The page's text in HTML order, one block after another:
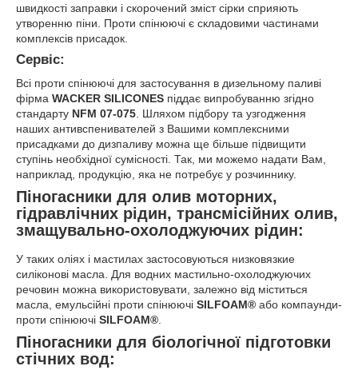
швидкості заправки і скорочений зміст сірки сприяють
утворенню піни. Проти спінюючі є складовими частинами
комплексів присадок.
Сервіс:
Всі проти спінюючі для застосування в дизельному паливі
фірма WACKER SILICONES піддає випробуванню згідно
стандарту NFM 07-075. Шляхом підбору та узгодження
наших антивспенивателей з Вашими комплексними
присадками до дизпаливу можна ще більше підвищити
ступінь необхідної сумісності. Так, ми можемо надати Вам,
наприклад, продукцію, яка не потребує у розчиннику.
Піногасники для олив моторних,
гідравлічних рідин, трансмісійних олив,
змащувально-охолоджуючих рідин:
У таких оліях і мастилах застосовуються низковязкие
силіконові масла. Для водних мастильно-охолоджуючих
речовин можна використовувати, залежно від міститься
масла, емульсійні проти спінюючі SILFOAM® або компаунди-
проти спінюючі SILFOAM®
Піногасники для біологічної підготовки
стічних вод: